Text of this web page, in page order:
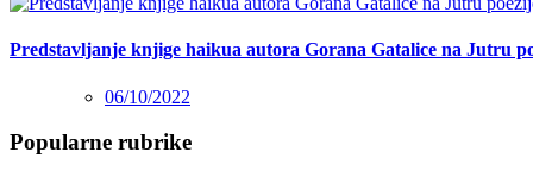
Predstavljanje knjige haikua autora Gorana Gatalice na Jutru
06/10/2022
Popularne rubrike